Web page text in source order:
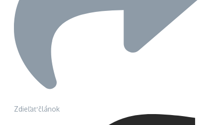
Zdieľať článok